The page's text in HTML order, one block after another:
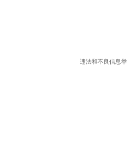
违法和不良信息